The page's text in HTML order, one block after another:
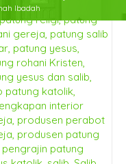
Ibadah